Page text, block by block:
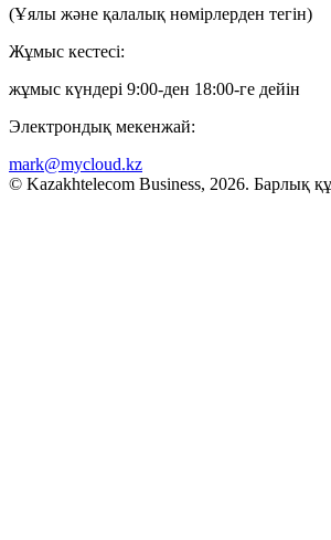
(Ұялы және қалалық нөмірлерден тегін)
Жұмыс кестесі:
жұмыс күндері 9:00-ден 18:00-ге дейін
Электрондық мекенжай:
mark@mycloud.kz
© Kazakhtelecom Business, 2026. Барлық